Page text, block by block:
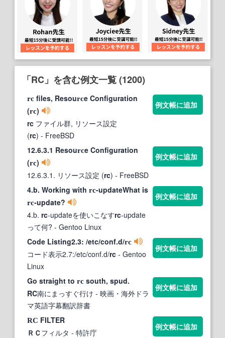
「RC」を含む例文一覧 (1200)
rc files, Resource Configuration
(rc)
rc ファイル群, リソース設定
(rc) - FreeBSD
例文帳に追加
12.6.3.1 Resource Configuration
(rc)
12.6.3.1. リソース設定 (rc) - FreeBSD
例文帳に追加
4.b. Working with rc-updateWhat is
rc-update?
4.b. rc-updateを使いこなすrc-update
って何? - Gentoo Linux
例文帳に追加
Code Listing2.3: /etc/conf.d/rc
コード表示2.7:/etc/conf.d/rc - Gentoo
Linux
例文帳に追加
Go straight to rc south, spud.
RC南にまっすぐ行け - 映画・海外ドラ
マ英語字幕翻訳辞書
例文帳に追加
RC FILTER
ＲＣフィルタ - 特許庁
例文帳に追加